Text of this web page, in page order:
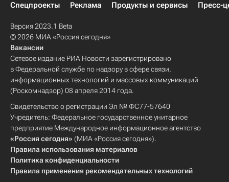
Спецпроекты
Реклама Продукты и сервисы Пресс-
Версия 2023.1 Beta
© 2026 МИА «Россия сегодня»
Вакансии
Сетевое издание РИА Новости зарегистрировано
в Федеральной службе по надзору в сфере связи,
информационных технологий и массовых коммуникаций
(Роскомнадзор) 08 апреля 2014 года.
Свидетельство о регистрации Эл № ФС77-57640
Учредитель: Федеральное государственное унитарное
предприятие Международное информационное агентство
«Россия сегодня» (МИА «Россия сегодня»).
Правила использования материалов
Политика конфиденциальности
Правила применения рекомендательных технологий